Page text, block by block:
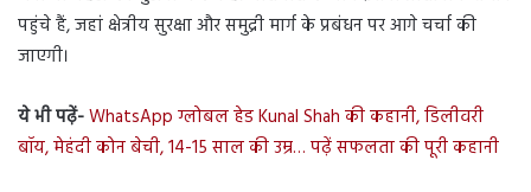
पहुंचे हैं, जहां क्षेत्रीय सुरक्षा और समुद्री मार्ग के प्रबंधन पर आगे चर्चा की
जाएगी।
ये भी पढ़ें-WhatsApp ग्लोबल हेड Kunal Shah की कहानी, डिलीवरी
बॉय, मेहंदी कोन बेची, 14-15 साल की उम्र… पढ़ें सफलता की पूरी कहानी